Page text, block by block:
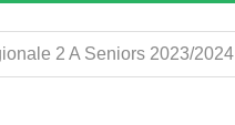
2 A Seniors 2023/2024